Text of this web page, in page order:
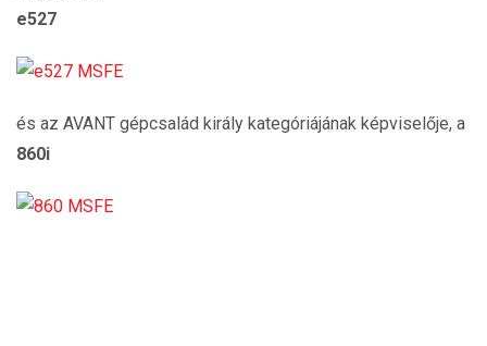
e527
és az AVANT gépcsalád király kategóriájának képviselője, a
860i